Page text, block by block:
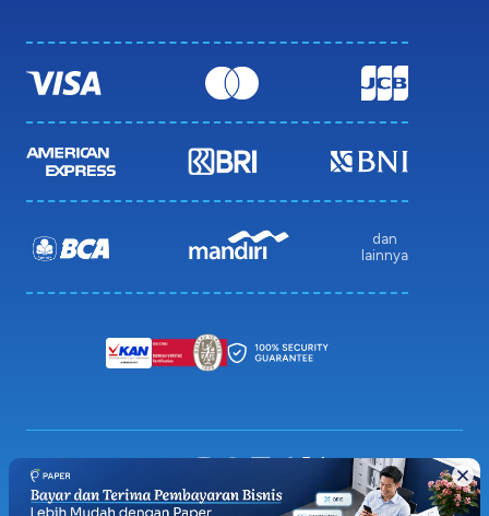
dan
lainnya
Privacy Policy
Terms & Condition